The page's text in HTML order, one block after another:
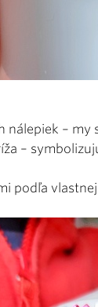
nálepiek –
–
podľa